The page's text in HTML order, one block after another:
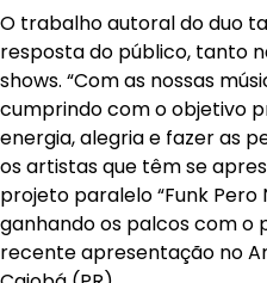
O trabalho autoral do duo
resposta do público, tanto
shows. “Com as nossas
cumprindo com o objetivo
energia, alegria e fazer as
os artistas que têm se
projeto paralelo “Funk Pero
ganhando os palcos com o
recente apresentação no